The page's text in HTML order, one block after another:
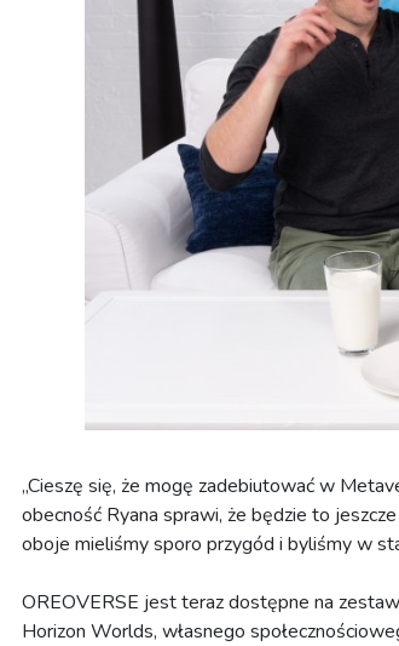
„Cieszę się, że mogę zadebiutować w
obecność Ryana sprawi, że będzie to
oboje mieliśmy sporo przygód i byliśmy w
OREOVERSE jest teraz dostępne na
Horizon Worlds, własnego